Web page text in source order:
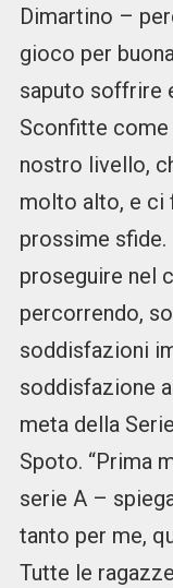
Dimartino –
gioco per
saputo soffrire
Sconfitte come
nostro livello,
molto alto, e ci
prossime sfide.
proseguire nel
percorrendo,
soddisfazioni
soddisfazione
meta della
Spoto. “Prima
serie A –
tanto per me,
Tutte le